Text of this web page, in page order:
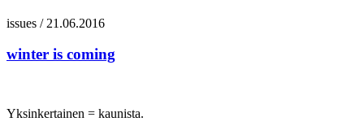
issues / 21.06.2016
winter is coming
Yksinkertainen = kaunista.